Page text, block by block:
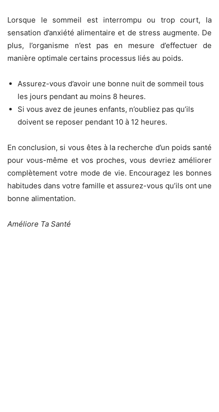
Lorsque le sommeil est interrompu ou trop court, la
sensation d’anxiété alimentaire et de stress augmente. De
plus, l’organisme n’est pas en mesure d’effectuer de
manière optimale certains processus liés au poids.
Assurez-vous d’avoir une bonne nuit de sommeil tous
les jours pendant au moins 8 heures.
Si vous avez de jeunes enfants, n’oubliez pas qu’ils
doivent se reposer pendant 10 à 12 heures.
En conclusion, si vous êtes à la recherche d’un poids santé
pour vous-même et vos proches, vous devriez améliorer
complètement votre mode de vie. Encouragez les bonnes
habitudes dans votre famille et assurez-vous qu’ils ont une
bonne alimentation.
Améliore Ta Santé